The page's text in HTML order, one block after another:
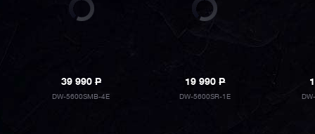
39 990P
DW-5600SMB-4E
19 990P
DW-5600SR-1E